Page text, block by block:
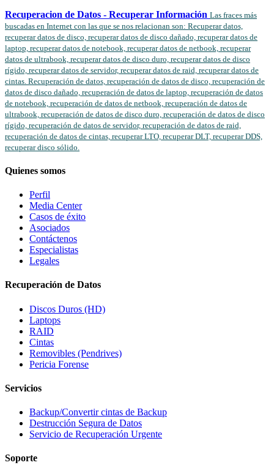
Recuperacion de Datos - Recuperar Información Las fraces más
buscadas en Internet con las que se nos relacionan son: Recuperar datos,
recuperar datos de disco, recuperar datos de disco dañado, recuperar datos de
laptop, recuperar datos de notebook, recuperar datos de netbook, recuperar
datos de ultrabook, recuperar datos de disco duro, recuperar datos de disco
rígido, recuperar datos de servidor, recuperar datos de raid, recuperar datos de
cintas. Recuperación de datos, recuperación de datos de disco, recuperación de
datos de disco dañado, recuperación de datos de laptop, recuperación de datos
de notebook, recuperación de datos de netbook, recuperación de datos de
ultrabook, recuperación de datos de disco duro, recuperación de datos de disco
rígido, recuperación de datos de servidor, recuperación de datos de raid,
recuperación de datos de cintas, recuperar LTO, recuperar DLT, recuperar DDS,
recuperar disco sólido.
Quienes somos
Perfil
Media Center
Casos de éxito
Asociados
Contáctenos
Especialistas
Legales
Recuperación de Datos
Discos Duros (HD)
Laptops
RAID
Cintas
Removibles (Pendrives)
Pericia Forense
Servicios
Backup/Convertir cintas de Backup
Destrucción Segura de Datos
Servicio de Recuperación Urgente
Soporte